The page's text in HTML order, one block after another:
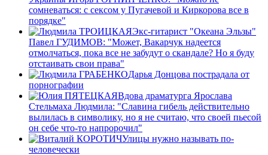
сомневаться: с сексом у Пугачевой и Киркорова все в
порядке"
Экс-гитарист "Океана Эльзы"
Павел ГУДИМОВ: "Может, Вакарчук надеется
отмолчаться, пока все не забудут о скандале? Но я буду
отстаивать свои права"
Дарья Донцова пострадала от
порнографии
Вдова драматурга Ярослава
Стельмаха Людмила: "Славина гибель действительно
вылилась в символику, но я не считаю, что своей пьесой
он себе что-то напророчил"
Улицы нужно называть по-
человечески